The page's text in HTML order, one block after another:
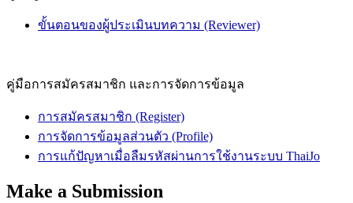
ขั้นตอนของผู้ประเมินบทความ (Reviewer)
คู่มือการสมัครสมาชิก และการจัดการข้อมูล
การสมัครสมาชิก (Register)
การจัดการข้อมูลส่วนตัว (Profile)
การแก้ปัญหาเมื่อลืมรหัสผ่านการใช้งานระบบ ThaiJo
Make a Submission